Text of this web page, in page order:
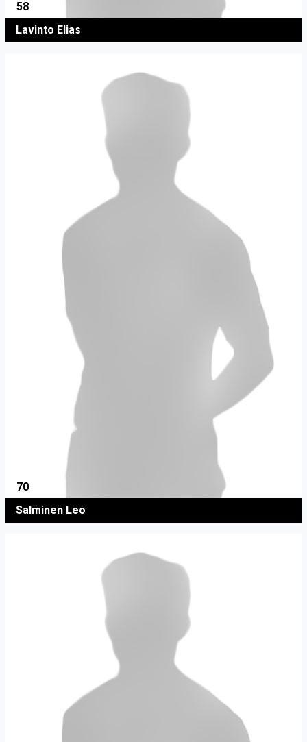
58
Lavinto Elias
70
Salminen Leo